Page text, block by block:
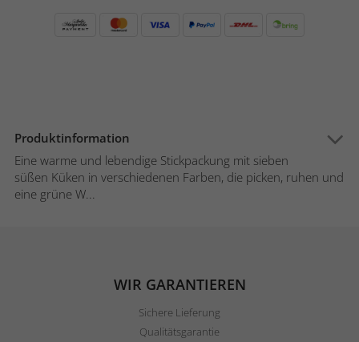
Produktinformation
Eine warme und lebendige Stickpackung mit sieben
süßen Küken in verschiedenen Farben, die picken, ruhen und
eine grüne W...
WIR GARANTIEREN
Sichere Lieferung
Qualitätsgarantie